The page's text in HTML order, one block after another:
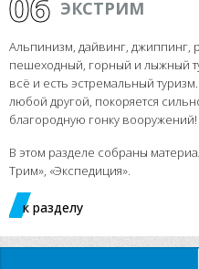
ЭКСТРИМ
Альпинизм, дайвинг, джиппинг,
пешеходный, горный и лыжный
всё и есть эстремальный
любой другой, покоряется
благородную гонку вооружений!
В этом разделе собраны
Трим», «Экспедиция».
к разделу